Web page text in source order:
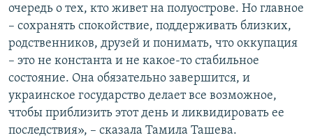
очередь о тех, кто живет на полуострове. Но главное
– сохранять спокойствие, поддерживать близких,
родственников, друзей и понимать, что оккупация
– это не константа и не какое-то стабильное
состояние. Она обязательно завершится, и
украинское государство делает все возможное,
чтобы приблизить этот день и ликвидировать ее
последствия», – сказала Тамила Ташева.